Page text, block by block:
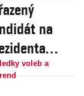
na
zřejmě
voleb a